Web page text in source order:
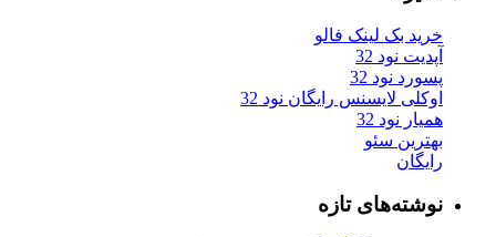
خرید بک لینک فالو
آپدیت نود 32
پسورد نود 32
اوکلی لایسنس رایگان نود 32
همیار نود 32
بهترین سئو
رایگان
نوشته‌های تازه